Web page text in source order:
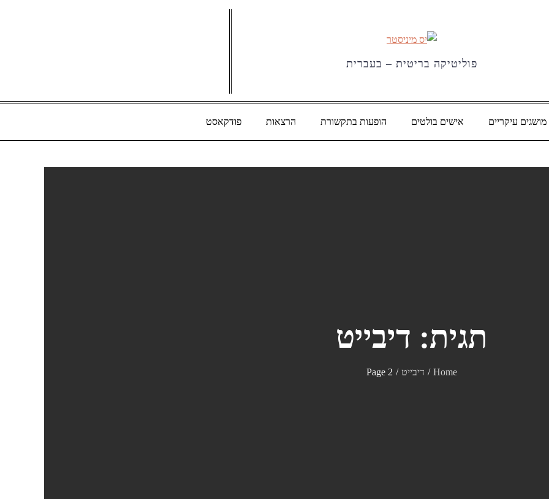
פוליטיקה בריטית – בעברית
מושגים עיקריים אישים בולטים הופעות בתקשורת הרצאות פודקאסט
תגית: דיבייט
Home דיבייט Page 2